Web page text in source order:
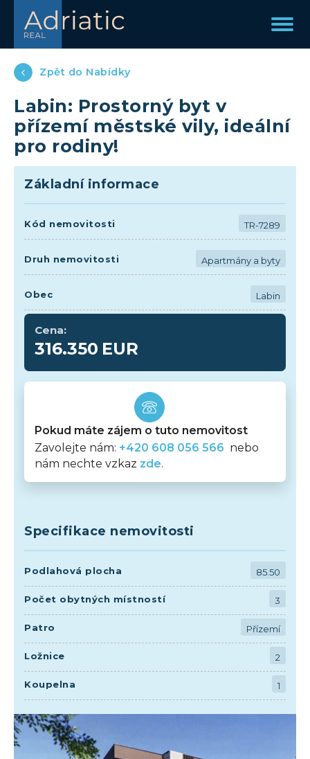
Zpět do Nabídky
Labin: Prostorný byt v
přízemí městské vily, ideální
pro rodiny!
Základní informace
Kód nemovitosti TR-7289
Druh nemovitosti Apartmány a byty
Obec Labin
Cena:
316.350 EUR
Pokud máte zájem o tuto nemovitost
Zavolejte nám: +420 608 056 566 nebo
nám nechte vzkaz zde.
Specifikace nemovitosti
Podlahová plocha 85.50
Počet obytných místností 3
Patro Přízemí
Ložnice 2
Koupelna 1